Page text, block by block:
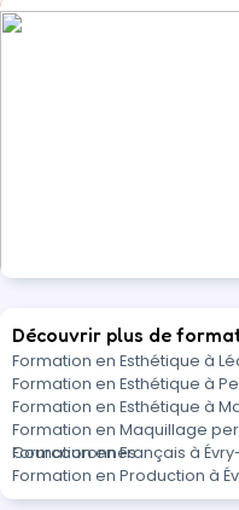
Découvrir plus de
Formation en Esthétique à
Formation en Esthétique à
Formation en Esthétique à
Formation en Maquillage
Courcouronnes
Formation en Français à
Formation en Production à